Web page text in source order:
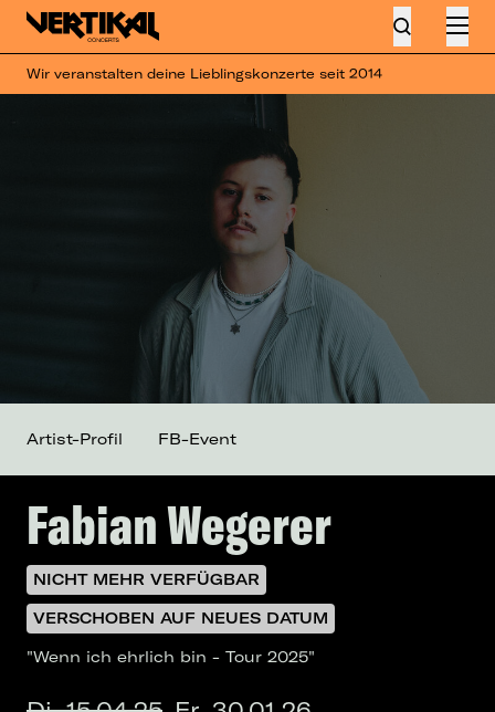
Wir veranstalten deine Lieblingskonzerte seit 2014
Fabian Wegerer
NICHT MEHR VERFÜGBAR
VERSCHOBEN AUF NEUES DATUM
"Wenn ich ehrlich bin - Tour 2025"
Artist-Profil FB-Event